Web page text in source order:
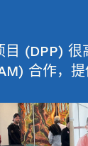
目 (DPP) 很
合作，